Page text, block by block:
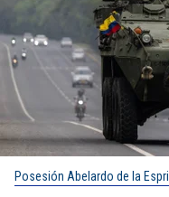
Posesión Abelardo de la